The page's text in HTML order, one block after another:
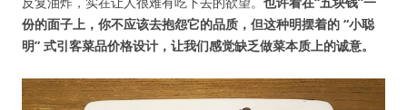
份的面子上，你不应该去抱怨它的品质，但这种明摆着的 “小聪
明” 式引客菜品价格设计，让我们感觉缺乏做菜本质上的诚意。